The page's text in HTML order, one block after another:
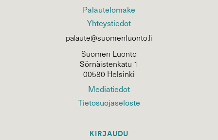
Palautelomake
Yhteystiedot
palaute@suomenluonto.fi
Suomen Luonto
Sörnäistenkatu 1
00580 Helsinki
Mediatiedot
Tietosuojaseloste
KIRJAUDU